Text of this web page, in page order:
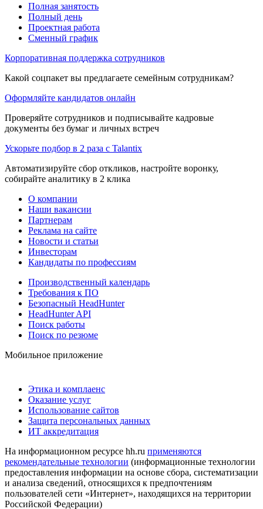
Полная занятость
Полный день
Проектная работа
Сменный график
Корпоративная поддержка сотрудников
Какой соцпакет вы предлагаете семейным сотрудникам?
Оформляйте кандидатов онлайн
Проверяйте сотрудников и подписывайте кадровые
документы без бумаг и личных встреч
Ускорьте подбор в 2 раза с Talantix
Автоматизируйте сбор откликов, настройте воронку,
собирайте аналитику в 2 клика
О компании
Наши вакансии
Партнерам
Реклама на сайте
Новости и статьи
Инвесторам
Кандидаты по профессиям
Производственный календарь
Требования к ПО
Безопасный HeadHunter
HeadHunter API
Поиск работы
Поиск по резюме
Мобильное приложение
Этика и комплаенс
Оказание услуг
Использование сайтов
Защита персональных данных
ИТ аккредитация
На информационном ресурсе hh.ru применяются
рекомендательные технологии (информационные технологии
предоставления информации на основе сбора, систематизации
и анализа сведений, относящихся к предпочтениям
пользователей сети «Интернет», находящихся на территории
Российской Федерации)